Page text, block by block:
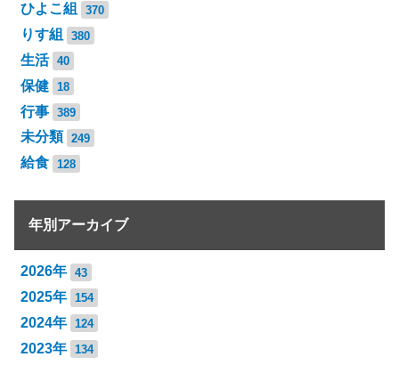
ひよこ組 370
りす組 380
生活 40
保健 18
行事 389
未分類 249
給食 128
年別アーカイブ
2026年 43
2025年 154
2024年 124
2023年 134